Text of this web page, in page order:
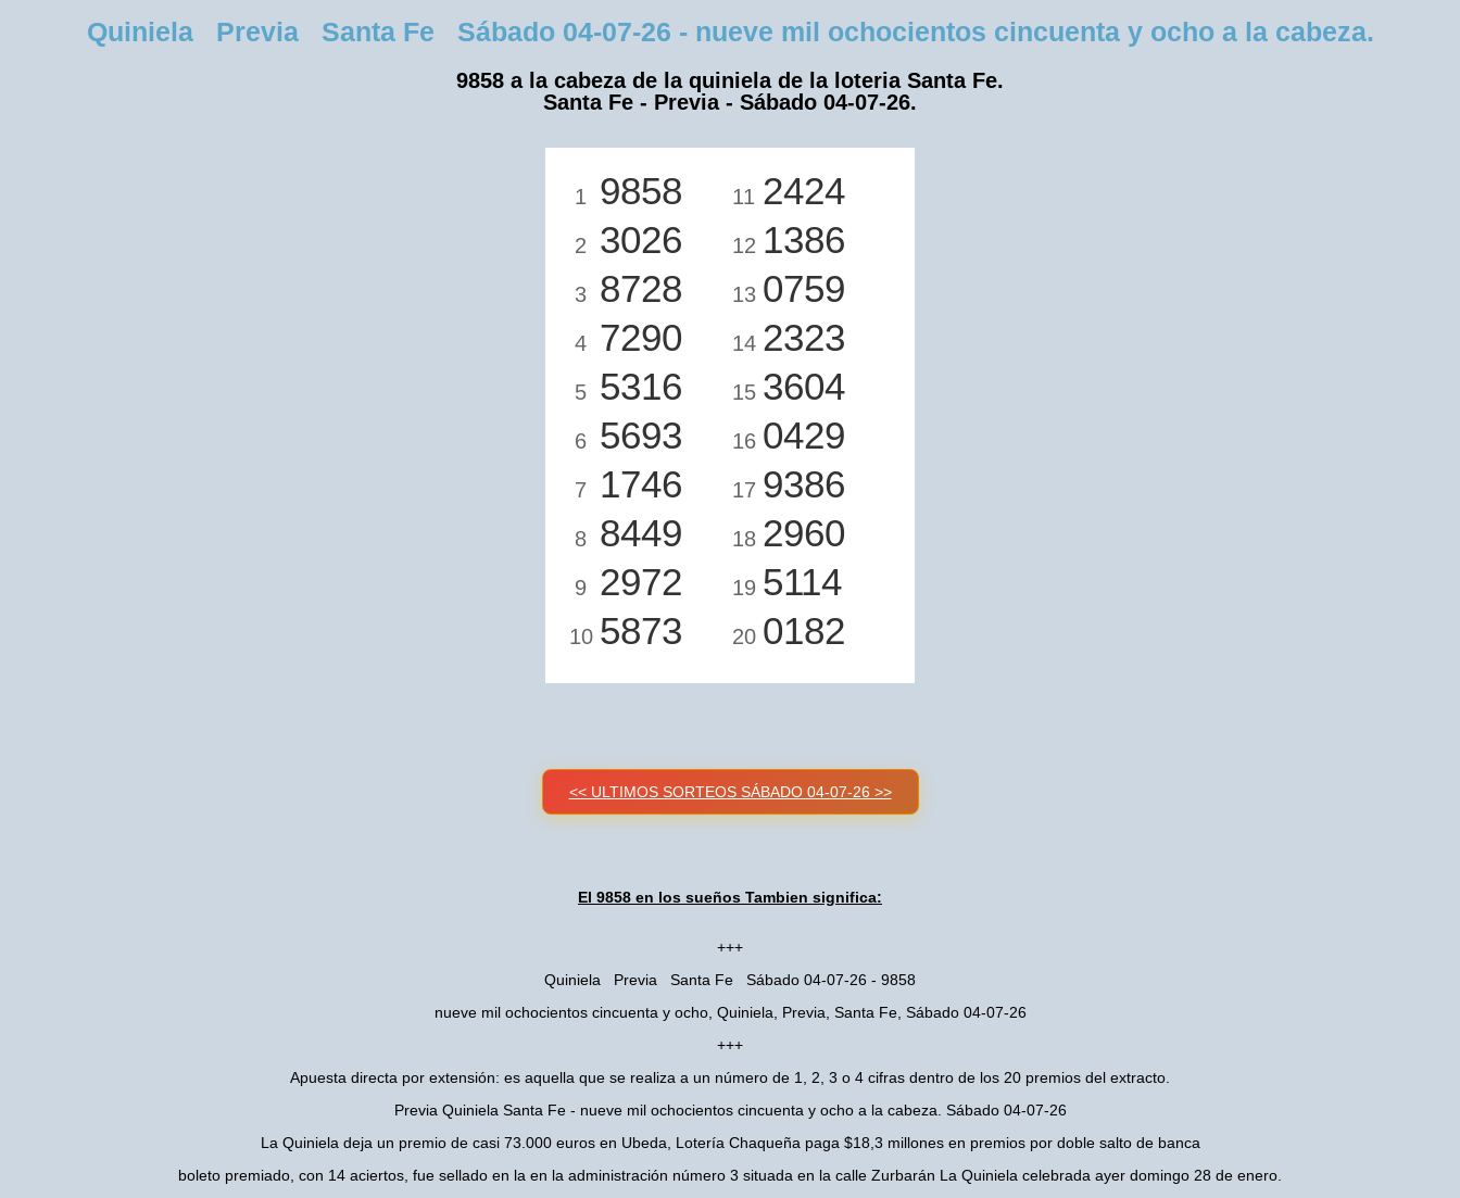
Quiniela Previa Santa Fe Sábado 04-07-26 - nueve mil ochocientos cincuenta y ocho a la cabeza.
9858 a la cabeza de la quiniela de la loteria Santa Fe.
Santa Fe - Previa - Sábado 04-07-26.
1 9858
2 3026
3 8728
4 7290
5 5316
6 5693
7 1746
8 8449
9 2972
10 5873
11 2424
12 1386
13 0759
14 2323
15 3604
16 0429
17 9386
18 2960
19 5114
20 0182
<< ULTIMOS SORTEOS SÁBADO 04-07-26 >>
El 9858 en los sueños Tambien significa:
+++
Quiniela Previa Santa Fe Sábado 04-07-26 - 9858
nueve mil ochocientos cincuenta y ocho, Quiniela, Previa, Santa Fe, Sábado 04-07-26
+++
Apuesta directa por extensión: es aquella que se realiza a un número de 1, 2, 3 o 4 cifras dentro de los 20 premios del extracto.
Previa Quiniela Santa Fe - nueve mil ochocientos cincuenta y ocho a la cabeza. Sábado 04-07-26
La Quiniela deja un premio de casi 73.000 euros en Ubeda, Lotería Chaqueña paga $18,3 millones en premios por doble salto de banca
boleto premiado, con 14 aciertos, fue sellado en la en la administración número 3 situada en la calle Zurbarán La Quiniela celebrada ayer domingo 28 de enero.